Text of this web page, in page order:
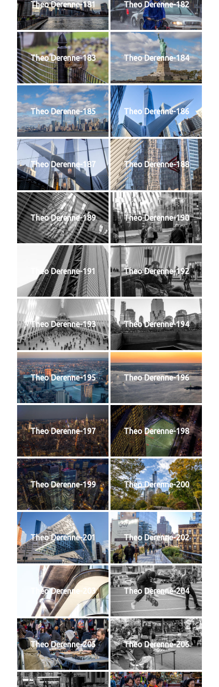
Theo Derenne-181 Theo Derenne-182
Theo Derenne-183 Theo Derenne-184
Theo Derenne-185 Theo Derenne-186
Theo Derenne-187 Theo Derenne-188
Theo Derenne-189 Theo Derenne-190
Theo Derenne-191 Theo Derenne-192
Theo Derenne-193 Theo Derenne-194
Theo Derenne-195 Theo Derenne-196
Theo Derenne-197 Theo Derenne-198
Theo Derenne-199 Theo Derenne-200
Theo Derenne-201 Theo Derenne-202
Theo Derenne-203 Theo Derenne-204
Theo Derenne-205 Theo Derenne-206